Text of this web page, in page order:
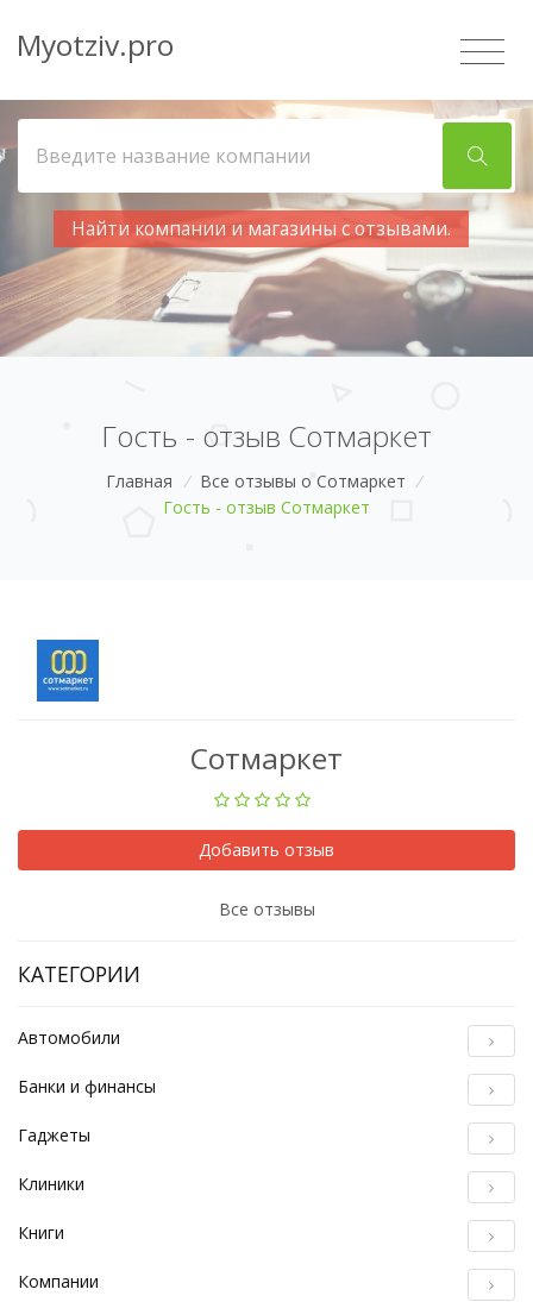
Myotziv.pro
Найти компании и магазины с отзывами.
Гость - отзыв Сотмаркет
Главная / Все отзывы о Сотмаркет /
Гость - отзыв Сотмаркет
Сотмаркет
Добавить отзыв
Все отзывы
КАТЕГОРИИ
Автомобили
Банки и финансы
Гаджеты
Клиники
Книги
Компании